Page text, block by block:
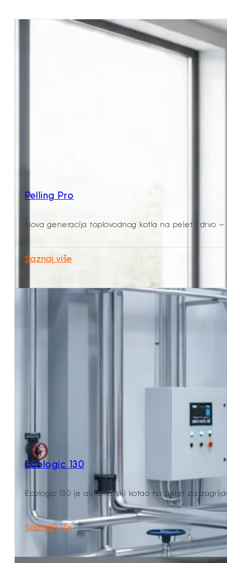
Pelling Pro
Nova generacija toplovodnog kotla na pelet i drvo
Saznaj više
Ecologic 130
Ecologic 130 je automatski kotao na pelet za
Saznaj više